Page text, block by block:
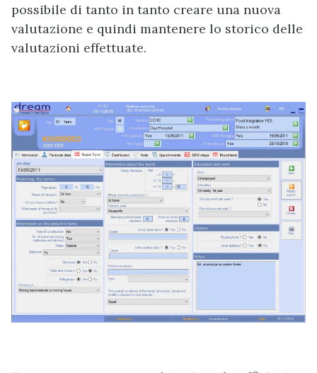
possibile di tanto in tanto creare una nuova
valutazione e quindi mantenere lo storico delle
valutazioni effettuate.